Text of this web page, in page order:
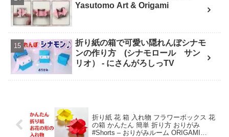
Yasutomo Art & Origami
折り紙の箱で可愛い隠れんぼシナモ
ンの作り方 (シナモロール サン
リオ） - にさんがろしっTV
折り紙 花 箱 入れ物 フラワーボックス 花
の箱 かんたん 簡単 折り方 おりがみ
#Shorts – おりがみルーム ORIGAMI